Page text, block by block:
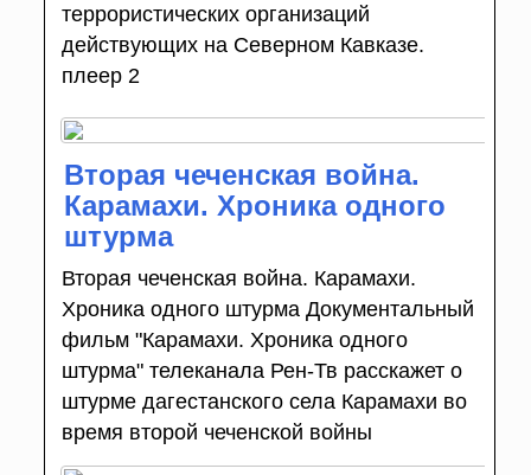
террористических организаций
действующих на Северном Кавказе.
плеер 2
Вторая чеченская война.
Карамахи. Хроника одного
штурма
Вторая чеченская война. Карамахи.
Хроника одного штурма Документальный
фильм "Карамахи. Хроника одного
штурма" телеканала Рен-Тв расскажет о
штурме дагестанского села Карамахи во
время второй чеченской войны